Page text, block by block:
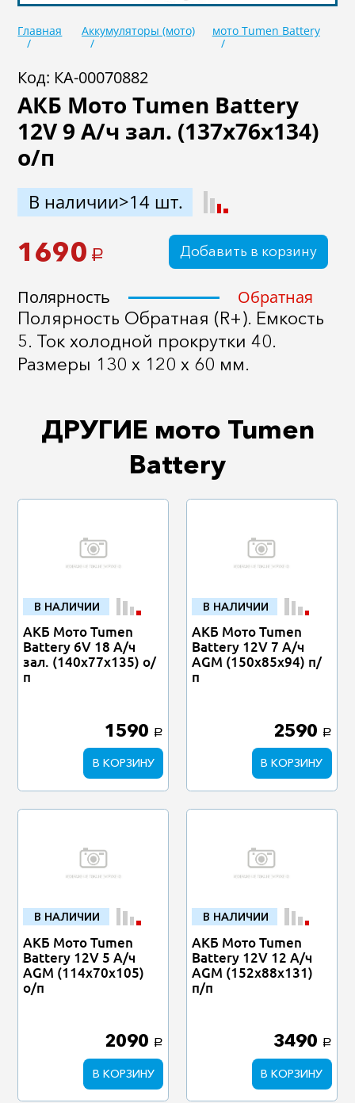
Масла
Иномарки
Садовая техника
Лодки и моторы
Активный отдых
Электроинструмент
и оснастка
Главная Аккумуляторы (мото) мото Tumen Battery
Код: КА-00070882
АКБ Мото Tumen Battery
12V 9 А/ч зал. (137х76х134)
о/п
В наличии>14 шт.
1690 a Добавить в корзину
Полярность Обратная
Полярность Обратная (R+). Емкость
5. Ток холодной прокрутки 40.
Размеры 130 x 120 x 60 мм.
ДРУГИЕ мото Tumen
Battery
В НАЛИЧИИ
АКБ Мото Tumen
Battery 6V 18 А/ч
зал. (140х77х135) о/
п
1590 a
В КОРЗИНУ
В НАЛИЧИИ
АКБ Мото Tumen
Battery 12V 7 А/ч
AGM (150х85х94) п/
п
2590 a
В КОРЗИНУ
В НАЛИЧИИ
АКБ Мото Tumen
Battery 12V 5 А/ч
AGM (114х70х105)
о/п
2090 a
В КОРЗИНУ
В НАЛИЧИИ
АКБ Мото Tumen
Battery 12V 12 А/ч
AGM (152х88х131)
п/п
3490 a
В КОРЗИНУ